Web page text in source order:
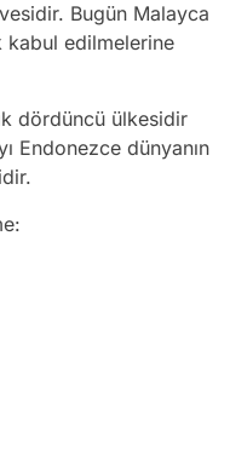
Bugün Malayca
kabul edilmelerine
dördüncü ülkesidir
Endonezce dünyanın